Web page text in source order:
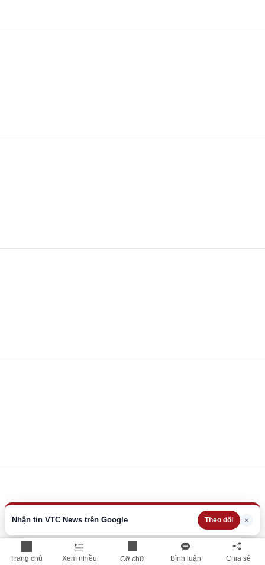
Trang chủ Xem nhiều Cỡ chữ Bình luận Chia sẻ
Nhận tin VTC News trên Google Theo dõi ×